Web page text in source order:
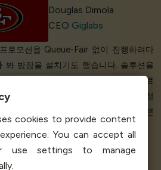
Douglas Dimola
CEO Giglabs
로모션을 Queue-Fair 없이 진행하려다
봐 밤잠을 설치기도 했습니다. 솔루션을
안 되는 시간 내에 이 설정을 완료
주셔서 정말 감사합니다. 굉장하네요. 정
시 한 번 감사드립니다. 제게는 정말 큰
수 있을 것 같아요.
cookies to provide content
You can accept all
use settings to manage